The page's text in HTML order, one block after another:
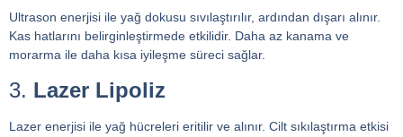
Ultrason enerjisi ile yağ dokusu sıvılaştırılır, ardından dışarı alınır.
Kas hatlarını belirginleştirmede etkilidir. Daha az kanama ve
morarma ile daha kısa iyileşme süreci sağlar.
3. Lazer Lipoliz
Lazer enerjisi ile yağ hücreleri eritilir ve alınır. Cilt sıkılaştırma etkisi